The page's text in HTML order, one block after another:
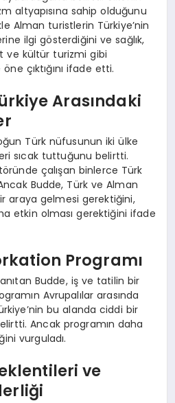
altyapısına sahip olduğunu
Alman turistlerin Türkiye’nin
ilgi gösterdiğini ve sağlık,
ve kültür turizmi gibi
çıktığını ifade etti.
Arasındaki
Türk nüfusunun iki ülke
sıcak tuttuğunu belirtti.
çalışan binlerce Türk
Budde, Türk ve Alman
araya gelmesi gerektiğini,
etkin olması gerektiğini ifade
Programı
Budde, iş ve tatilin bir
Avrupalılar arasında
bu alanda ciddi bir
Ancak programın daha
vurguladı.
ve